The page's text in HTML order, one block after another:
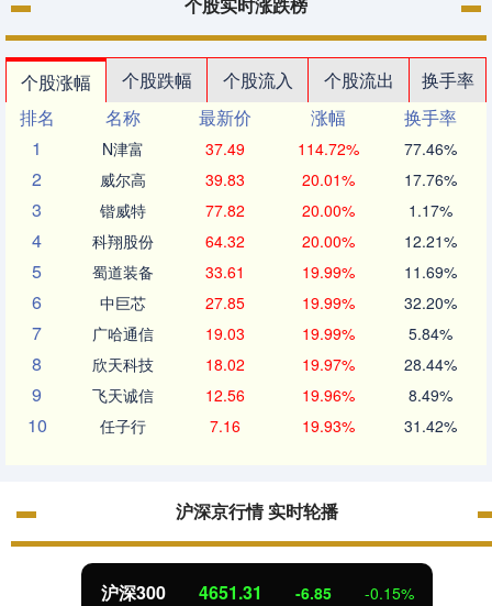
个股涨幅 个股跌幅 个股流入 个股流出
换手率
排名
名称 最新价 涨幅
换手率
1
N津富 37.49 114.72% 77.46%
2 威尔高 39.83 20.01% 17.76%
3 锴威特 77.82 20.00% 1.17%
4 科翔股份 64.32 20.00% 12.21%
5 蜀道装备 33.61 19.99% 11.69%
6 中巨芯 27.85 19.99% 32.20%
7 广哈通信 19.03 19.99% 5.84%
8 欣天科技 18.02 19.97% 28.44%
9 飞天诚信 12.56 19.96% 8.49%
10 任子行 7.16 19.93% 31.42%
沪深京行情 实时轮播
北证50 1122.88 3.42